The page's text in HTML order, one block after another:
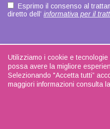
Esprimo il consenso al
diretto dell’ informativa per il
Utilizziamo i cookie e
possa avere la migliore
Selezionando "Accetta tutti”
maggiori informazioni consulta
Copyright © 2021 | Privacy policy|
Seguici suFacebook| La biancheria